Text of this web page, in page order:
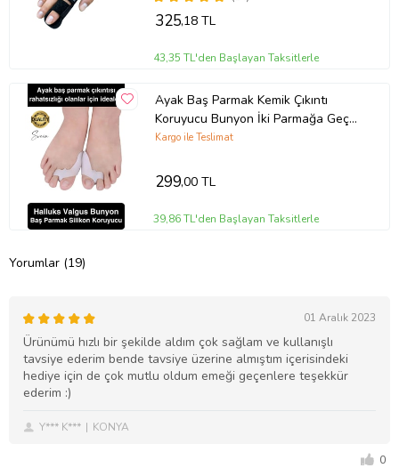
325,18 TL
43,35 TL'den Başlayan Taksitlerle
Ayak Baş Parmak Kemik Çıkıntı
Koruyucu Bunyon İki Parmağa Geçen
Silikon Makaralı Halluks Valgus
Kargo ile Teslimat
299,00 TL
39,86 TL'den Başlayan Taksitlerle
Yorumlar (19)
01 Aralık 2023
Ürünümü hızlı bir şekilde aldım çok sağlam ve kullanışlı
tavsiye ederim bende tavsiye üzerine almıştım içerisindeki
hediye için de çok mutlu oldum emeği geçenlere teşekkür
ederim :)
Y*** K*** KONYA
0